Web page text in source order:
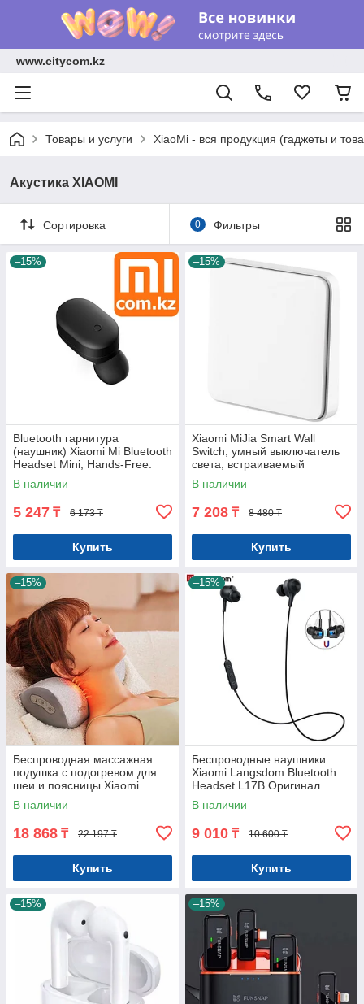
www.citycom.kz
Товары и услуги XiaoMi - вся продукция (гаджеты и
Акустика XIAOMI
Сортировка 0 Фильтры
–15%
Bluetooth гарнитура
(наушник) Xiaomi Mi Bluetooth
Headset Mini, Hands-Free.
Оригинал. Арт.5972
В наличии
5 247 ₸ 6 173 ₸
Купить
–15%
Xiaomi MiJia Smart Wall
Switch, умный выключатель
света, встраиваемый
Арт.6839
В наличии
7 208 ₸ 8 480 ₸
Купить
–15%
Беспроводная массажная
подушка с подогревом для
шеи и поясницы Xiaomi
Repor Smart Neck Mas.
Оригинал. Арт.7183
В наличии
18 868 ₸ 22 197 ₸
Купить
–15%
Беспроводные наушники
Xiaomi Langsdom Bluetooth
Headset L17B Оригинал.
Арт.7214
В наличии
9 010 ₸ 10 600 ₸
Купить
–15% –15%